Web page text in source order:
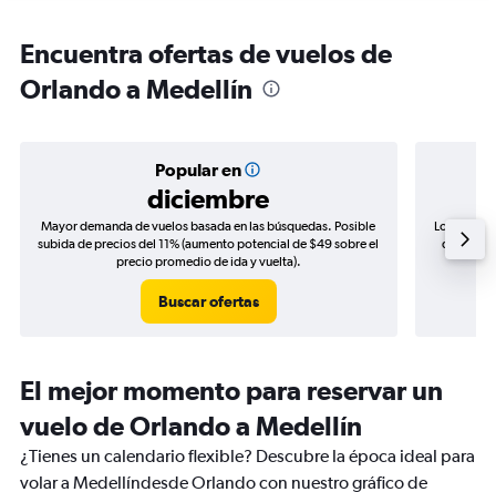
Encuentra ofertas de vuelos de
Orlando a Medellín
Popular en
diciembre
Mayor demanda de vuelos basada en las búsquedas. Posible
subida de precios del 11% (aumento potencial de $49 sobre el
precio promedio de ida y vuelta).
Buscar ofertas
Los
de
El mejor momento para reservar un
vuelo de Orlando a Medellín
¿Tienes un calendario flexible? Descubre la época ideal para
volar a Medellíndesde Orlando con nuestro gráfico de